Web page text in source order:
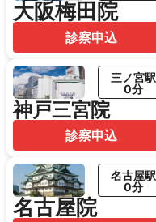
大阪梅田院
診察申込
神戸三宮院
三ノ宮駅
0分
診察申込
名古屋院
名古屋駅
0分